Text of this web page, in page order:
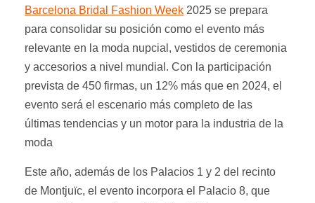
Barcelona Bridal Fashion Week 2025 se prepara
para consolidar su posición como el evento más
relevante en la moda nupcial, vestidos de ceremonia
y accesorios a nivel mundial. Con la participación
prevista de 450 firmas, un 12% más que en 2024, el
evento será el escenario más completo de las
últimas tendencias y un motor para la industria de la
moda
Este año, además de los Palacios 1 y 2 del recinto
de Montjuïc, el evento incorpora el Palacio 8, que